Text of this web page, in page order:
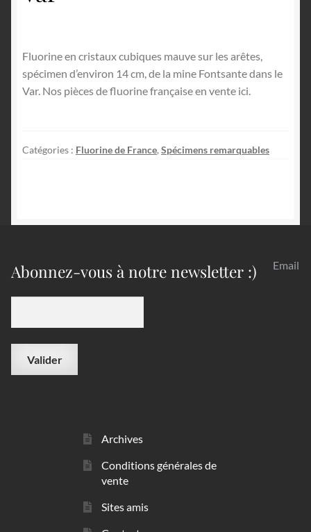
Fluorine en cristaux cubiques mauve sur les arêtes,
spécimen d’environ 14 cm, de la mine Fontsante dans le
Var. Nos pièces de fluorine française en vente ici.
Catégories : Fluorine de France, Spécimens remarquables
Abonnez-vous à notre newsletter :) Email
Archives
Conditions générales de
vente
Sites amis